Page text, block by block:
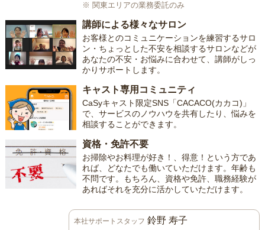
※ 関東エリアの業務委託のみ
講師による様々なサロン
お客様とのコミュニケーションを練習するサロ
ン・ちょっとした不安を相談するサロンなどが
あなたの不安・お悩みに合わせて、講師がしっ
かりサポートします。
キャスト専用コミュニティ
CaSyキャスト限定SNS「CACACO(カカコ)」
で、サービスのノウハウを共有したり、悩みを
相談することができます。
資格・免許不要
お掃除やお料理が好き！、得意！という方であ
れば、どなたでも働いていただけます。年齢も
不問です。もちろん、資格や免許、職務経験が
あればそれを充分に活かしていただけます。
本社サポートスタッフ 鈴野 寿子